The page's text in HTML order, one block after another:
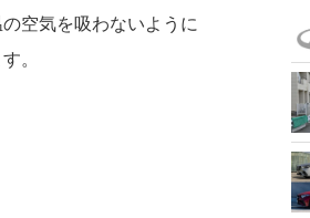
空気を吸わないように
。